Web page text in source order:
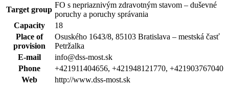
Target group
FO s nepriaznivým zdravotným stavom – duševné
poruchy a poruchy správania
Capacity
18
Place of
provision
Osuského 1643/8, 85103 Bratislava – mestská časť
Petržalka
E-mail
info@dss-most.sk
Phone
+421911404656, +421948121770, +421903767040
Web
http://www.dss-most.sk